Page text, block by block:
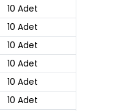
10 Adet
10 Adet
10 Adet
10 Adet
10 Adet
10 Adet